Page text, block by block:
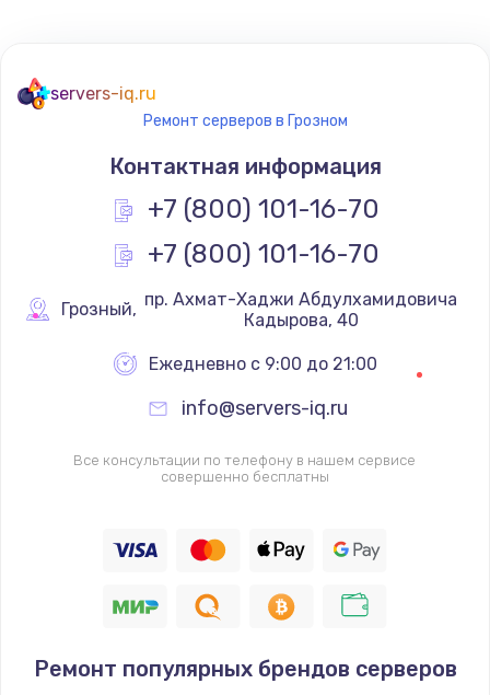
Ремонт разъема питания
745 руб.
Заказать
Замена видеокарты
1600 руб.
Заказать
2500 руб.
Заказать
750 руб.
725 руб.
servers-iq.ru
Ремонт серверов в Грозном
Контактная информация
+7 (800) 101-16-70
+7 (800) 101-16-70
Грозный,
Кадырова, 40
Ежедневно с 9:00 до 21:00
info@servers-iq.ru
Все консультации по телефону в нашем сервисе
совершенно бесплатны
Ремонт популярных брендов серверов